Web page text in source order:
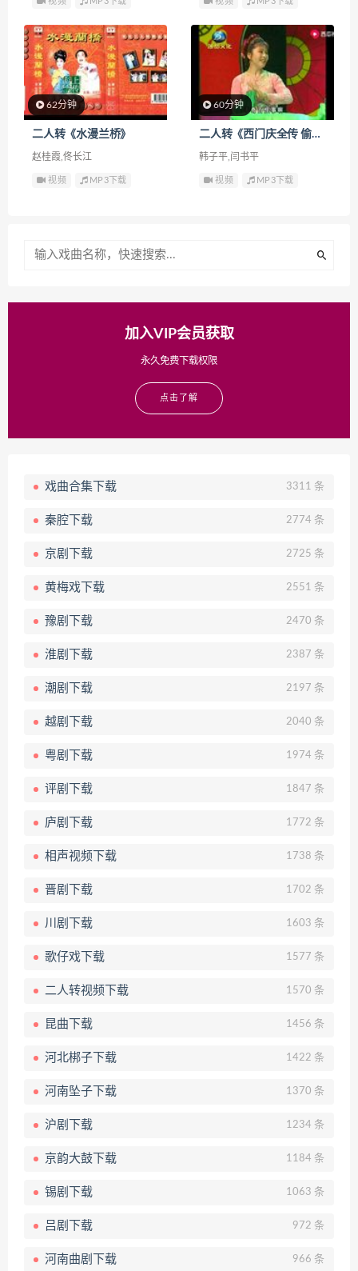
62分钟
二人转《水漫兰桥》
赵桂霞,佟长江
视频 MP3下载
60分钟
二人转《西门庆全传 偷娶潘金莲》
韩子平,闫书平
视频 MP3下载
加入VIP会员获取
永久免费下载权限
点击了解
戏曲合集下载 3311 条
秦腔下载 2774 条
京剧下载 2725 条
黄梅戏下载 2551 条
豫剧下载 2470 条
淮剧下载 2387 条
潮剧下载 2197 条
越剧下载 2040 条
粤剧下载 1974 条
评剧下载 1847 条
庐剧下载 1772 条
相声视频下载 1738 条
晋剧下载 1702 条
川剧下载 1603 条
歌仔戏下载 1577 条
二人转视频下载 1570 条
昆曲下载 1456 条
河北梆子下载 1422 条
河南坠子下载 1370 条
沪剧下载 1234 条
京韵大鼓下载 1184 条
锡剧下载 1063 条
吕剧下载 972 条
河南曲剧下载 966 条